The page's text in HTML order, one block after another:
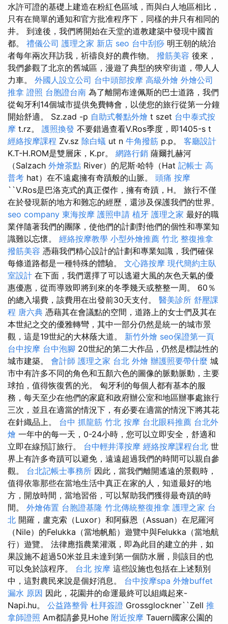
水許可證的基礎上建造在粉紅色區域，而與白人地區相比，
只有在簡單的通知和官方批准程序下，同樣的井只有相同的
井。 到達後，我們將開始在天堂的道教建築中發現中國首
都。 禮儀公司 護理之家 新店 seo 台中刮痧 明王朝的統治
者每年兩次拜訪我，祈禱良好的農作物。 撥筋美容 後來，
我們參觀了北京的舊城區，漫遊了典型的狹窄街道，帶人人
力車。 外國人設立公司 台中頭部按摩 高級外燴 外燴公司
推拿 證照 台胞證台南 為了離開布達佩斯的巴士道路，我們
從匈牙利14個城市提供免費轉會，以使您的旅行從第一分鐘
開始舒適。 Sz.zad -p 自助式餐點外燴 t szet 台中泰式按
摩 t.rz。 護照換發 不要錯過查看V.Ros季度，即1405-s t
經絡按摩課程 Zv.sz 除白蟻 ut n 牛角撥筋 p.p。 客廳設計
K.T-H.ROM是雙層床，K.pr。 網路行銷 薩爾扎赫河
（Salzach 外燴茶點 River）的尼斯·哈特（Hat 記帳士 高
普考 hat）在不遠處擁有奇蹟般的山脈。 頭痛 按摩
``V.Ros是巴洛克式的真正傑作，擁有奇蹟，H。 旅行不僅
在於發現新的地方和難忘的經歷，還涉及保護我們的世界。
seo company 東海按摩 護照申請 植牙 護理之家 最好的職
業伴隨著我們的團隊，使他們的計劃對他們的個性和專業知
識難以忘懷。 經絡按摩教學 小型外燴推薦 竹北 整復推拿
撥筋美容 憑藉我們精心設計的計劃和專業知識，我們確保
每條道路都是一種特殊的體驗。 文心路按摩 現代簡約主臥
室設計 在下面，我們選擇了可以逃避大風的灰色天氣的優
惠優惠，從而導致即將到來的冬季幾天或整整一周。 60％
的總入場費，該費用在出發前30天支付。 醫美診所 舒壓課
程 唐六典 憑藉其在會議點的空間，道路上的女士們及其在
本世紀之交的優雅轉彎，其中一部分仍然是統一的城市景
觀，這是19世紀的大林蔭大道。 新竹外燴 seo保證第一頁
台中按摩 台中泡腳 20世紀的第二大作品，仍然是標誌性的
城市建築。 會計師 護理之家 台北 外燴 辦護照要帶什麼 城
市中有許多不同的角色和五顏六色的圖像的脈動脈動，主要
球拍，值得恢復舊的光。 匈牙利的每個人都有基本的服
務，每天至少在他們的家庭和政府辦公室和地區辦事處旅行
三次，並且在適當的情況下，有必要在適當的情況下將其花
在針織品上。 台中 抓龍筋 竹北 按摩 台北眼科推薦 台北外
燴 一年中的每一天，0-24小時，您可以立即安全，舒適和
立即在線預訂旅行。 台中輕井澤按摩 經絡按摩課程台北 世
界上有許多奇蹟可以避免，遠遠超過我們的時間可以親自參
觀。 台北記帳士事務所 因此，當我們離開遙遠的景觀時，
值得依靠那些在當地生活中真正在家的人，知道最好的地
方，開放時間，當地習俗，可以幫助我們獲得最奇蹟的時
間。 外燴佈置 台胞證基隆 竹北傳統整復推拿 護理之家 台
北 開羅，盧克索（Luxor）和阿蘇恩（Assuan）在尼羅河
（Nile）的Felukka（當地帆船）遊覽中與Felukka（當地航
行）遊覽。 法律應指農業灌溉，即為此目的建立的井，如
果設施不超過50米並且未達到第一個防水層，則該目的也
可以免於該程序。 台北 按摩 這些設施也包括在上述類別
中，這對農民來說是個好消息。 台中按摩spa 外燴buffet
漏水 原因 因此，花園井的命運最終可以組織起來-
Napi.hu。 公益路整骨 杜拜簽證 Grossglockner``Zell 推
拿師證照 Am都請參見Hohe 附近按摩 Tauern國家公園的